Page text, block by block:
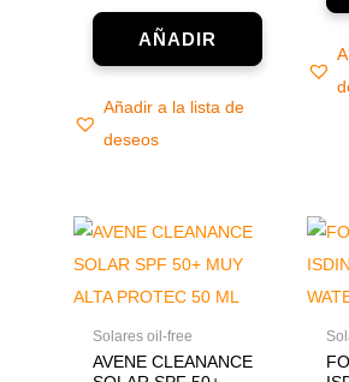
Añadir a la lista de
deseos
Solares oil-free
AVENE CLEANANCE